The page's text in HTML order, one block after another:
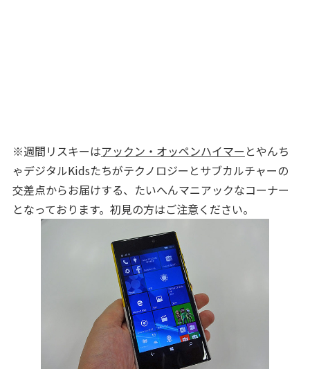
※週間リスキーはアックン・オッペンハイマー とやんち
ゃデジタルKidsたちがテクノロジーとサブカルチャーの
交差点からお届けする、たいへんマニアックなコーナー
となっております。初見の方はご注意ください。